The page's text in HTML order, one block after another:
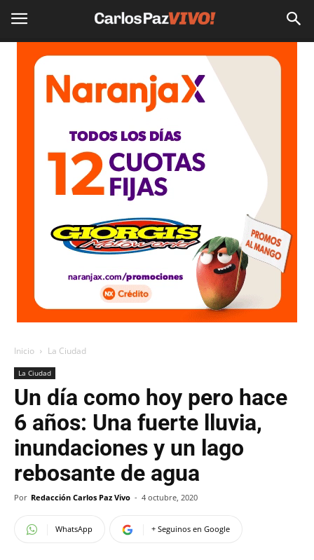
Inicio La Ciudad
La Ciudad
Un día como hoy pero hace
6 años: Una fuerte lluvia,
inundaciones y un lago
rebosante de agua
Por Redacción Carlos Paz Vivo - 4 octubre, 2020
WhatsApp + Seguinos en Google